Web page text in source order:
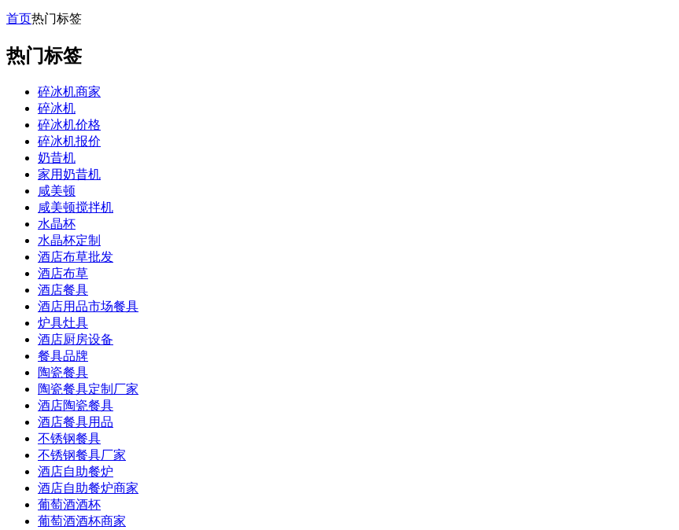
首页热门标签
热门标签
碎冰机商家
碎冰机
碎冰机价格
碎冰机报价
奶昔机
家用奶昔机
咸美顿
咸美顿搅拌机
水晶杯
水晶杯定制
酒店布草批发
酒店布草
酒店餐具
酒店用品市场餐具
炉具灶具
酒店厨房设备
餐具品牌
陶瓷餐具
陶瓷餐具定制厂家
酒店陶瓷餐具
酒店餐具用品
不锈钢餐具
不锈钢餐具厂家
酒店自助餐炉
酒店自助餐炉商家
葡萄酒酒杯
葡萄酒酒杯商家